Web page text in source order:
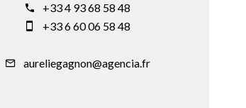
+33 4 93 68 58 48
+33 6 60 06 58 48
aureliegagnon@agencia.fr